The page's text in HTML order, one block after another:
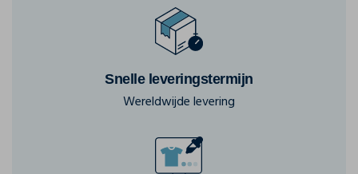
Snelle leveringstermijn
Wereldwijde levering